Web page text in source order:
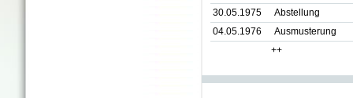
30.05.1975
Abstellung
04.05.1976
Ausmusterung
++